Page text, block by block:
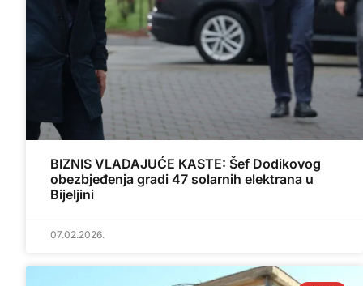
BIZNIS VLADAJUĆE KASTE: Šef Dodikovog
obezbjeđenja gradi 47 solarnih elektrana u
Bijeljini
07.02.2026.